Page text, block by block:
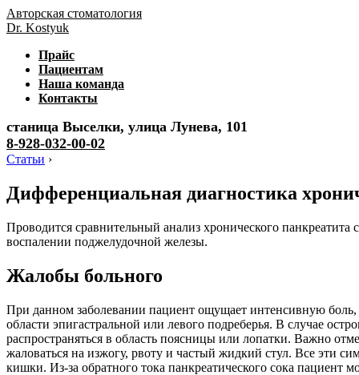
Авторская стоматология
Dr. Kostyuk
Прайс
Пациентам
Наша команда
Контакты
станица Выселки, улица Лунева, 101
8-928-032-00-02
Статьи ›
Дифференциальная диагностика
Проводится сравнительный анализ хронического
воспалении поджелудочной железы.
Жалобы больного
При данном заболевании пациент ощущает интенсивную боль,
области эпигастральной или левого подреберья. В случае
распространяться в область поясницы или лопатки. Важно
жаловаться на изжогу, рвоту и частый жидкий стул. Все эти
кишки. Из-за обратного тока панкреатического сока пациент